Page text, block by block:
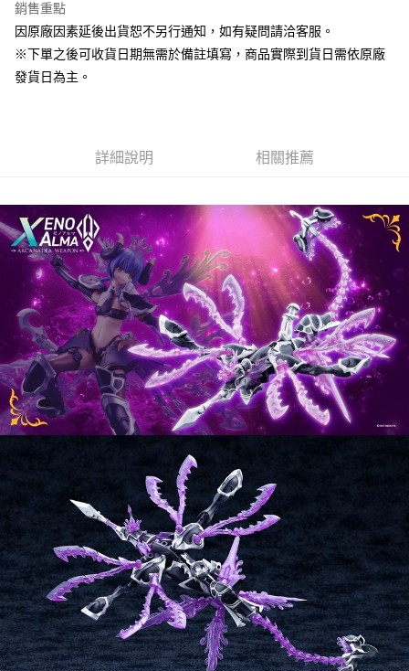
2.付款方式選擇「大哥付你分期」，訂單成立後會自動跳轉到大哥付的交易
流程，驗證手機門號後，選擇欲分期的期數、繳款截止日，確認付款後即完
成交易。
3.實際核准額度、可分期數及費用金額請依後續交易確認頁面所載為準。
4.訂單成立30分鐘內，如未前往確認交易或遇審核未通過，訂單將自動取
【注意事項】
1.本服務係由「台灣大哥大股份有限公司」（以下簡稱本公司）所提供，讓
用戶於交易時，得透過本服務購買商品或服務，並由商店將買賣／分期付款
買賣價金債權讓與本公司後，依約使用本公司帳單繳交帳款。
2.基於同意付款使用「大哥付你分期」之契約關係目的，商店將以您的個人
資料（包含姓名、電話或地址）提供予台灣大哥大進項蒐集、處理及利用，
由本公司與您本人進行分期帳單所需資料之確認、核對及更正。
3.完整用戶服務條款，請詳閱以下連結：https://oppay.tw/userRule
運送方式
預購-宅配(舊)
每筆NT$160，滿NT$3,000(含以上)免運費
免運費
銷售重點
因原廠因素延後出貨恕不另行通知，如有疑問請洽客服。
※下單之後可收貨日期無需於備註填寫，商品實際到貨日需依原廠
發貨日為主。
詳細說明 相關推薦